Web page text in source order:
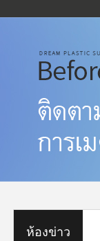
ห้องข่าว